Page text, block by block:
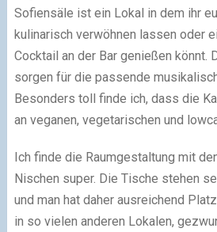
Sofiensäle ist ein Lokal in dem ihr
kulinarisch verwöhnen lassen oder
Cocktail an der Bar genießen könnt.
sorgen für die passende
Besonders toll finde ich, dass die
an veganen, vegetarischen und
Ich finde die Raumgestaltung mit
Nischen super. Die Tische stehen
und man hat daher ausreichend
in so vielen anderen Lokalen,